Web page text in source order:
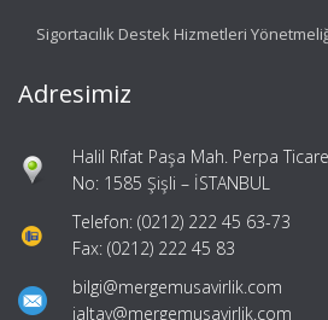
Sigortacılık Destek Hizmetleri
Adresimiz
Halil Rıfat Paşa Mah. Perpa
No: 1585 Şişli – İSTANBUL
Telefon: (0212) 222 45 63-73
Fax: (0212) 222 45 83
bilgi@mergemusavirlik.com
ialtay@mergemusavirlik.com